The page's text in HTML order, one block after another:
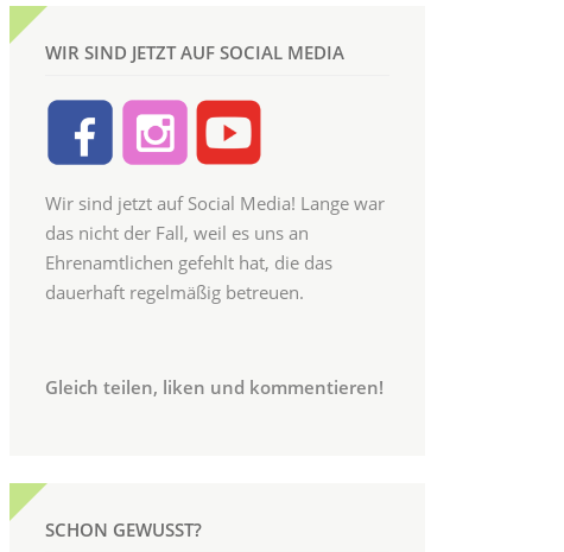
WIR SIND JETZT AUF SOCIAL MEDIA
Wir sind jetzt auf Social Media! Lange war
das nicht der Fall, weil es uns an
Ehrenamtlichen gefehlt hat, die das
dauerhaft regelmäßig betreuen.
Gleich teilen, liken und kommentieren!
SCHON GEWUSST?